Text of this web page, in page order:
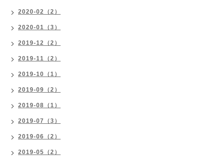
2020-02（2）
2020-01（3）
2019-12（2）
2019-11（2）
2019-10（1）
2019-09（2）
2019-08（1）
2019-07（3）
2019-06（2）
2019-05（2）